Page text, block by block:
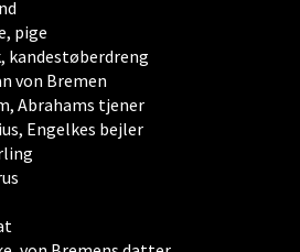
pige
kandestøberdreng
von Bremen
Abrahams tjener
Engelkes bejler